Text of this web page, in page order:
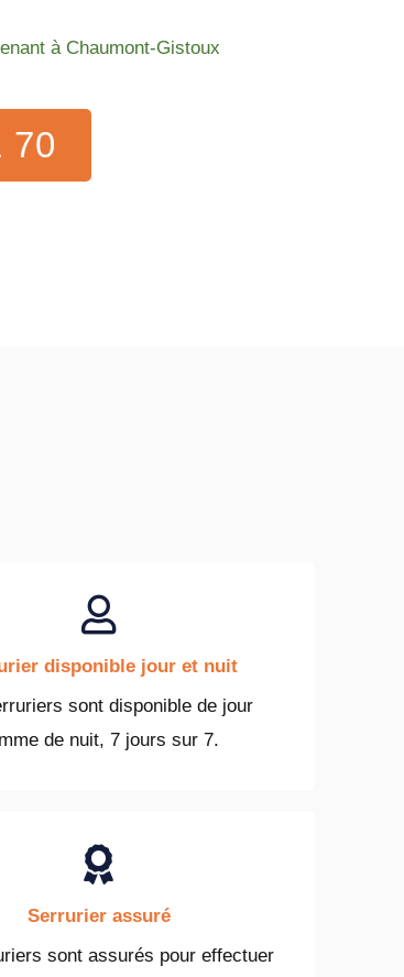
à Chaumont-Gistoux
70
disponible jour et nuit
sont disponible de jour
de nuit, 7 jours sur 7.
Serrurier assuré
sont assurés pour effectuer